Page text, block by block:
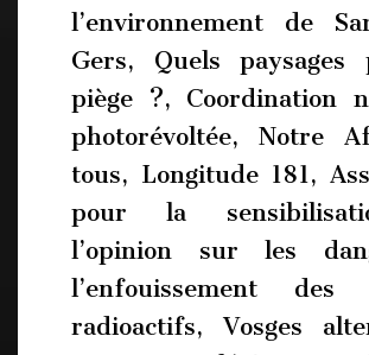
l’environnement de
Gers, Quels
piège ?, Coordination
photorévoltée, Notre
tous, Longitude 181,
pour la
l’opinion sur les
l’enfouissement des
radioactifs, Vosges